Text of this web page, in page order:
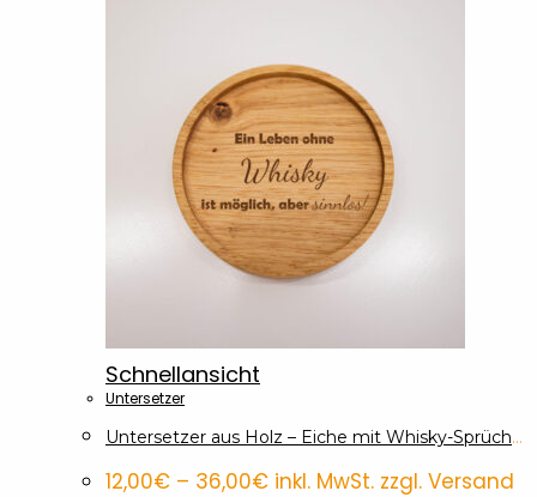
Schnellansicht
Untersetzer
Untersetzer aus Holz – Eiche mit Whisky-Sprüchen
12,00€ – 36,00€Preisspanne:
inkl. MwSt. zzgl. Versand